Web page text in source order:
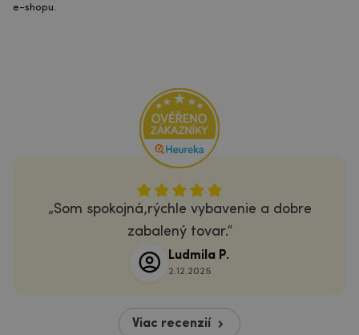
e-shopu.
Som spokojná,rýchle vybavenie a dobre
zabalený tovar.
Ludmila P.
2.12.2025
Viac recenzií